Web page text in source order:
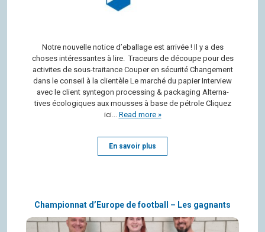
Notre nou­velle notice d’ebal­lage est arri­vée ! Il y a des
choses inté­res­santes à lire. Tra­ceurs de découpe pour des
acti­vites de sous-trai­tance Cou­per en sécu­rité Chan­ge­ment
dans le conseil à la clien­tèle Le mar­ché du papier Inter­view
avec le client syn­te­gon pro­ces­sing & packa­ging Alter­na­
tives éco­lo­giques aux mousses à base de pétrole Cli­quez
ici... Read more »
En savoir plus
Championnat d’Europe de football – Les gagnants